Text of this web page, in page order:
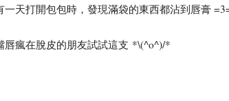
一天打開包包時，發現滿袋的東西都沾到唇膏
唇瘋在脫皮的朋友試試這支 *\(^o^)/*